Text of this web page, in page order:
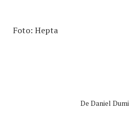
Foto: Hepta
De Daniel